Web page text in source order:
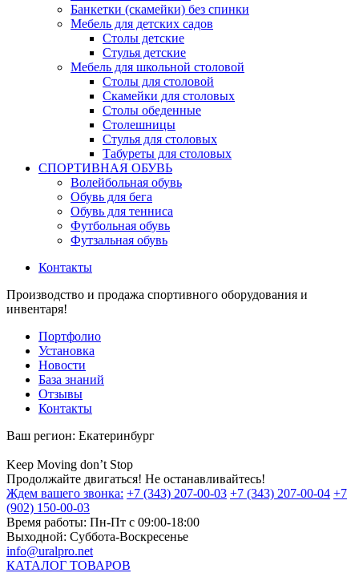
Банкетки (скамейки) без спинки
Мебель для детских садов
Столы детские
Стулья детские
Мебель для школьной столовой
Столы для столовой
Скамейки для столовых
Столы обеденные
Столешницы
Стулья для столовых
Табуреты для столовых
СПОРТИВНАЯ ОБУВЬ
Волейбольная обувь
Обувь для бега
Обувь для тенниса
Футбольная обувь
Футзальная обувь
Контакты
Производство и продажа спортивного оборудования и
инвентаря!
Портфолио
Установка
Новости
База знаний
Отзывы
Контакты
Ваш регион: Екатеринбург
Keep Moving don’t Stop
Продолжайте двигаться! Не останавливайтесь!
Ждем вашего звонка: +7 (343) 207-00-03 +7 (343) 207-00-04 +7
(902) 150-00-03
Время работы: Пн-Пт с 09:00-18:00
Выходной: Суббота-Воскресенье
info@uralpro.net
КАТАЛОГ ТОВАРОВ